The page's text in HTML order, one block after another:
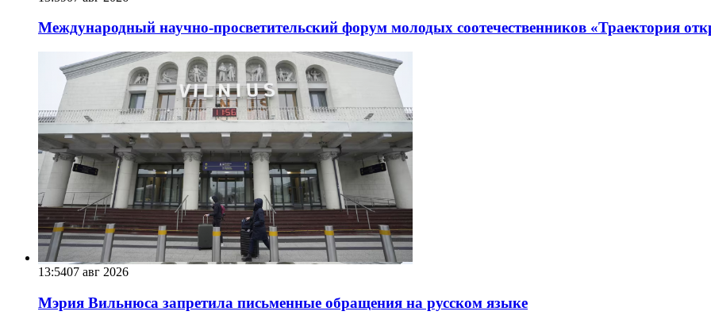
Международный научно-просветительский форум молодых соотечественников «Траектория
13:5407 авг 2026
Мэрия Вильнюса запретила письменные обращения на русском языке